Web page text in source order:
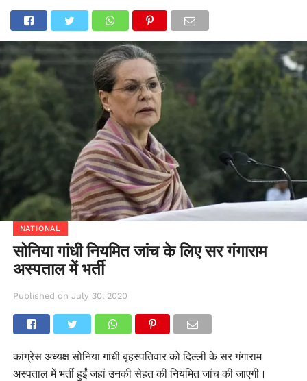
NATIONAL
सोनिया गांधी नियमित जांच के लिए सर गंगाराम
अस्पताल में भर्ती
Published on July 30, 2020
कांग्रेस अध्यक्ष सोनिया गांधी बृहस्पतिवार को दिल्ली के सर गंगाराम
अस्पताल में भर्ती हुईं जहां उनकी सेहत की नियमित जांच की जाएगी।